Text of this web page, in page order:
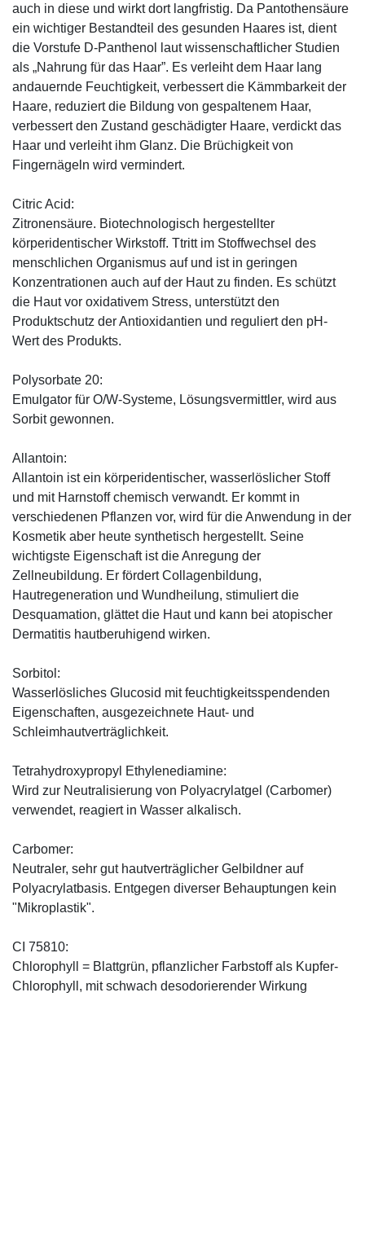
auch in diese und wirkt dort langfristig. Da Pantothensäure
ein wichtiger Bestandteil des gesunden Haares ist, dient
die Vorstufe D-Panthenol laut wissenschaftlicher Studien
als „Nahrung für das Haar”. Es verleiht dem Haar lang
andauernde Feuchtigkeit, verbessert die Kämmbarkeit der
Haare, reduziert die Bildung von gespaltenem Haar,
verbessert den Zustand geschädigter Haare, verdickt das
Haar und verleiht ihm Glanz. Die Brüchigkeit von
Fingernägeln wird vermindert.
Citric Acid:
Zitronensäure. Biotechnologisch hergestellter
körperidentischer Wirkstoff. Ttritt im Stoffwechsel des
menschlichen Organismus auf und ist in geringen
Konzentrationen auch auf der Haut zu finden. Es schützt
die Haut vor oxidativem Stress, unterstützt den
Produktschutz der Antioxidantien und reguliert den pH-
Wert des Produkts.
Polysorbate 20:
Emulgator für O/W-Systeme, Lösungsvermittler, wird aus
Sorbit gewonnen.
Allantoin:
Allantoin ist ein körperidentischer, wasserlöslicher Stoff
und mit Harnstoff chemisch verwandt. Er kommt in
verschiedenen Pflanzen vor, wird für die Anwendung in der
Kosmetik aber heute synthetisch hergestellt. Seine
wichtigste Eigenschaft ist die Anregung der
Zellneubildung. Er fördert Collagenbildung,
Hautregeneration und Wundheilung, stimuliert die
Desquamation, glättet die Haut und kann bei atopischer
Dermatitis hautberuhigend wirken.
Sorbitol:
Wasserlösliches Glucosid mit feuchtigkeitsspendenden
Eigenschaften, ausgezeichnete Haut- und
Schleimhautverträglichkeit.
Tetrahydroxypropyl Ethylenediamine:
Wird zur Neutralisierung von Polyacrylatgel (Carbomer)
verwendet, reagiert in Wasser alkalisch.
Carbomer:
Neutraler, sehr gut hautverträglicher Gelbildner auf
Polyacrylatbasis. Entgegen diverser Behauptungen kein
"Mikroplastik".
CI 75810:
Chlorophyll = Blattgrün, pflanzlicher Farbstoff als Kupfer-
Chlorophyll, mit schwach desodorierender Wirkung